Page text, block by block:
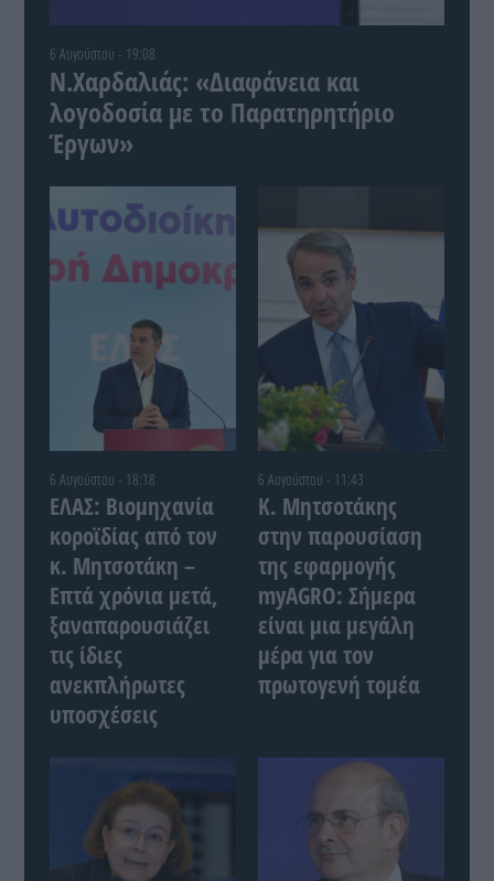
6 Αυγούστου - 19:08
Ν.Χαρδαλιάς: «Διαφάνεια και
λογοδοσία με το Παρατηρητήριο
Έργων»
6 Αυγούστου - 18:18
ΕΛΑΣ: Βιομηχανία
κοροϊδίας από τον
κ. Μητσοτάκη –
Επτά χρόνια μετά,
ξαναπαρουσιάζει
τις ίδιες
ανεκπλήρωτες
υποσχέσεις
6 Αυγούστου - 11:43
Κ. Μητσοτάκης
στην παρουσίαση
της εφαρμογής
myAGRO: Σήμερα
είναι μια μεγάλη
μέρα για τον
πρωτογενή τομέα